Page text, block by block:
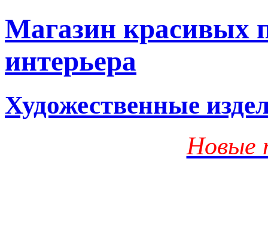
Магазин красивых
интерьера
Художественные
Новые